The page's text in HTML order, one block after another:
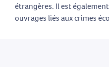
étrangères. Il est
ouvrages liés aux crimes